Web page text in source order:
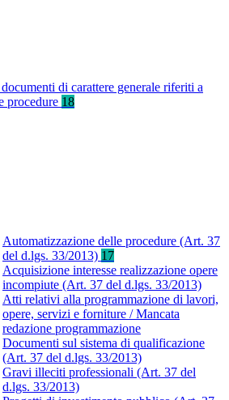
di carattere generale riferiti a
procedure 18
Automatizzazione delle procedure (Art. 37
del d.lgs. 33/2013) 17
Acquisizione interesse realizzazione opere
incompiute (Art. 37 del d.lgs. 33/2013)
Atti relativi alla programmazione di lavori,
opere, servizi e forniture / Mancata
redazione programmazione
Documenti sul sistema di qualificazione
(Art. 37 del d.lgs. 33/2013)
Gravi illeciti professionali (Art. 37 del
d.lgs. 33/2013)